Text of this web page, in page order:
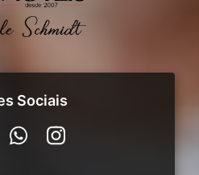
Sociais